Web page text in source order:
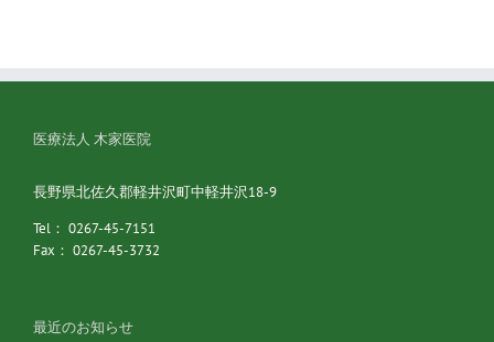
医療法人 木家医院
長野県北佐久郡軽井沢町中軽井沢18-9
Tel： 0267-45-7151
Fax： 0267-45-3732
最近のお知らせ